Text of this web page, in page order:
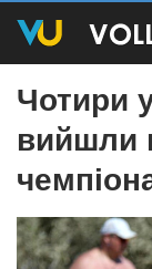
Чотири
вийшли